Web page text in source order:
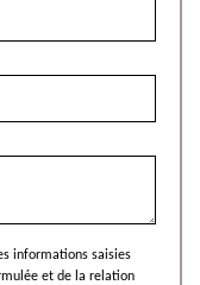
informations saisies
et de la relation